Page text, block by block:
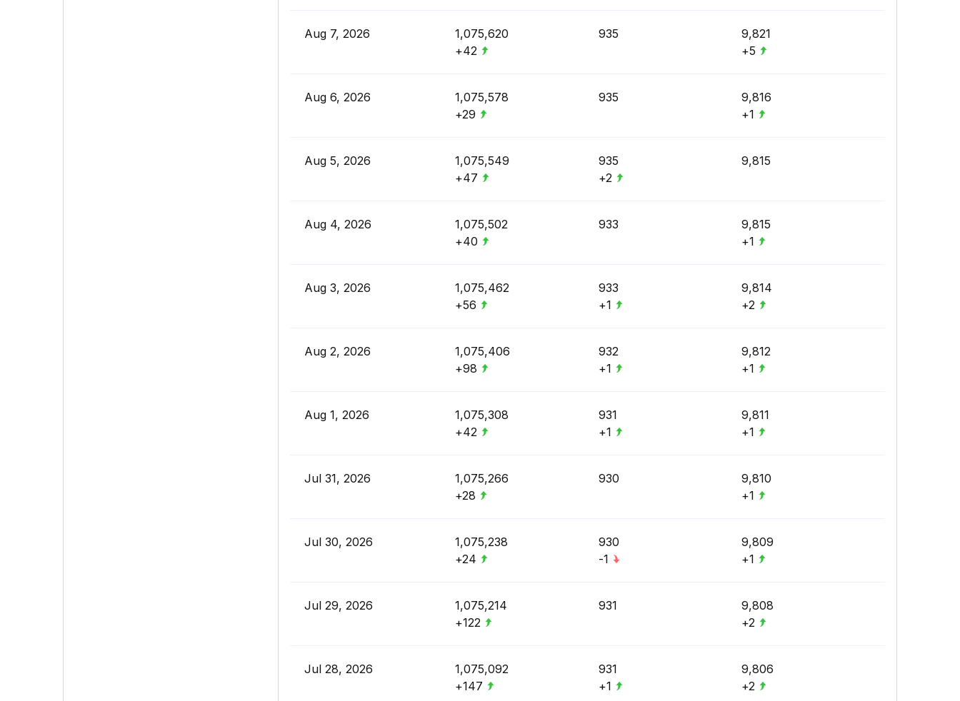
Aug 7, 2026
1,075,620
+42
935
9,821
+5
Aug 6, 2026
1,075,578
+29
935
9,816
+1
Aug 5, 2026
1,075,549
+47
935
+2
9,815
Aug 4, 2026
1,075,502
+40
933
9,815
+1
Aug 3, 2026
1,075,462
+56
933
+1
9,814
+2
Aug 2, 2026
1,075,406
+98
932
+1
9,812
+1
Aug 1, 2026
1,075,308
+42
931
+1
9,811
+1
Jul 31, 2026
1,075,266
+28
930
9,810
+1
Jul 30, 2026
1,075,238
+24
930
-1
9,809
+1
Jul 29, 2026
1,075,214
+122
931
9,808
+2
Jul 28, 2026
1,075,092
+147
931
+1
9,806
+2